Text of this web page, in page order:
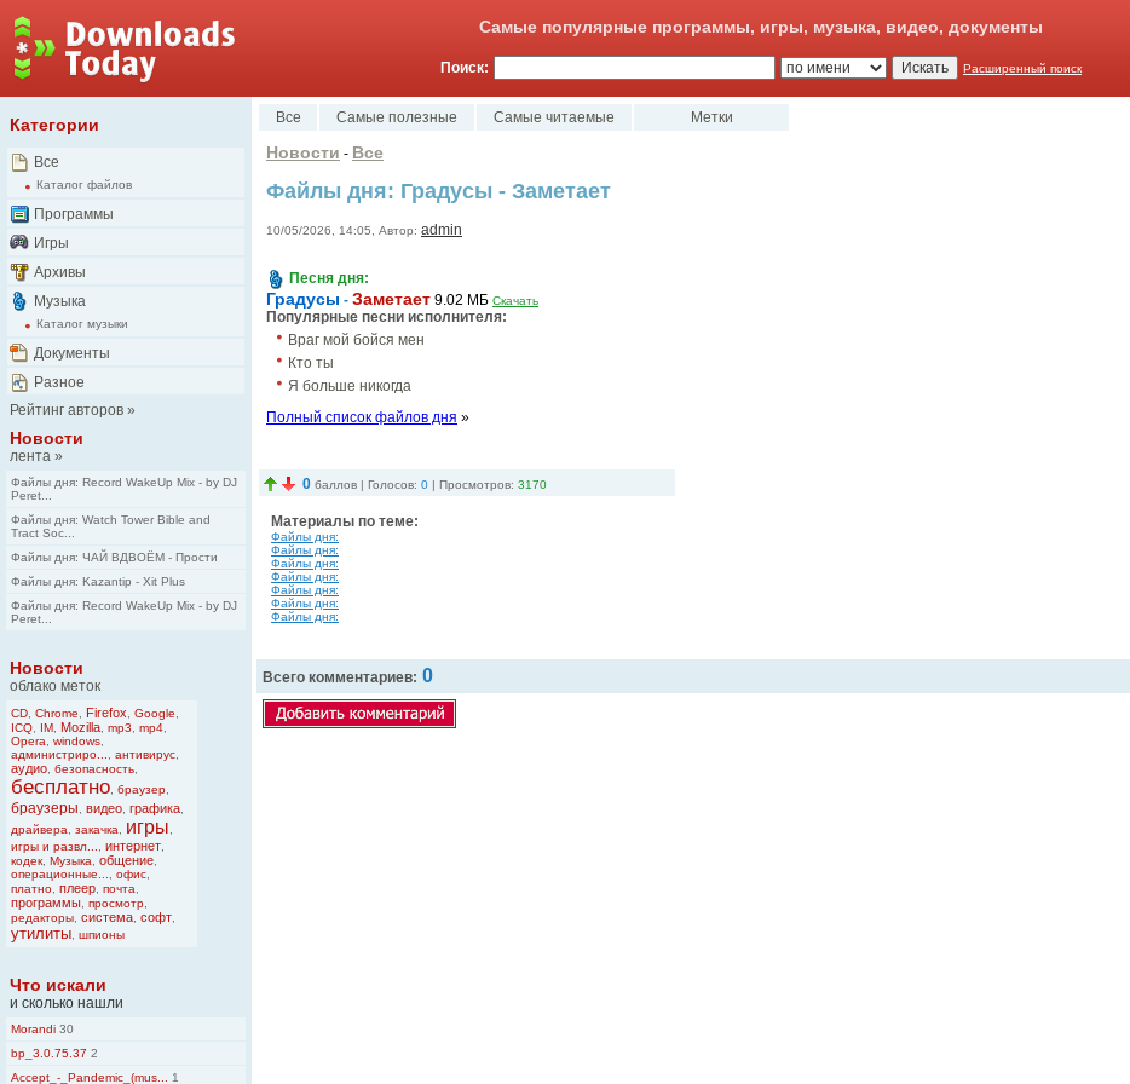
Самые популярные программы, игры, музыка, видео, документы
Поиск:
Расширенный поиск
Категории
Все
Каталог файлов
Программы
Игры
Архивы
Музыка
Каталог музыки
Документы
Разное
Рейтинг авторов »
Новости
лента »
Файлы дня: Record WakeUp Mix - by DJ
Peret...
Файлы дня: Watch Tower Bible and
Tract Soc...
Файлы дня: ЧАЙ ВДВОЁМ - Прости
Файлы дня: Kazantip - Xit Plus
Файлы дня: Record WakeUp Mix - by DJ
Peret...
Новости
облако меток
CD Chrome Firefox Google
ICQ
IM Mozilla mp3 mp4
Opera
windows
администриро...
антивирус
аудио безопасность
бесплатно браузер
браузеры видео графика
драйвера
закачка игры
игры и развл...
интернет
кодек Музыка общение
операционные...
офис
платно плеер почта
программы просмотр
редакторы система софт
утилиты шпионы
Что искали
и сколько нашли
Morandi 30
bp_3.0.75.37 2
Accept_-_Pandemic_(mus...
1
Все Самые полезные Самые читаемые Метки
Новости - Все
Файлы дня: Градусы - Заметает
10/05/2026, 14:05, Автор: admin
Песня дня:
Градусы - Заметает 9.02 MБ Скачать
Популярные песни исполнителя:
Враг мой бойся мен
Кто ты
Я больше никогда
Полный список файлов дня »
0 баллов | Голосов: 0 | Просмотров: 3170
Материалы по теме:
Файлы дня:
Файлы дня:
Файлы дня:
Файлы дня:
Файлы дня:
Файлы дня:
Файлы дня:
Всего комментариев: 0